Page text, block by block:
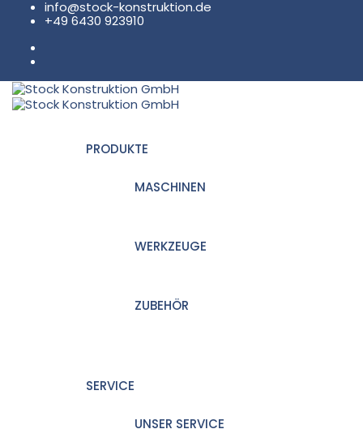
info@stock-konstruktion.de
+49 6430 923910
PRODUKTE
MASCHINEN
WERKZEUGE
ZUBEHÖR
SERVICE
UNSER SERVICE